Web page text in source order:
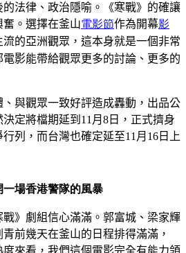
法律、政治隱喻。《寒戰》的確讓
。選擇在釜山電影節作為開幕影
流的亞洲觀眾，這本身就是一個非常
影能帶給觀眾更多的討論、更多的
與觀眾一致好評造成轟動，出品公
定將檔期延到11月8日，正式擠身
列，而台灣也確定延至11月16日上
》劇組信心滿滿。郭富城、梁家輝
前幾天在釜山的日程排得滿滿，
度來看，我們這個電影完全有能力領